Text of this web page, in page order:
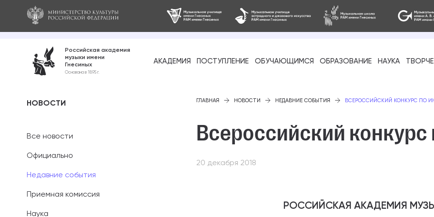
Российская академия
музыки имени
Гнесиных
Основана в 1895 г.
АКАДЕМИЯ ПОСТУПЛЕНИЕ ОБУЧАЮЩИМСЯ ОБРАЗОВАНИЕ НАУКА
Бакалавриат
Специалитет
Ассистентура-стажировка
НОВОСТИ
Все новости
Официально
Недавние события
Приемная комиссия
Наука
ГЛАВНАЯ НОВОСТИ НЕДАВНИЕ СОБЫТИЯ ВСЕРОССИЙСКИЙ КОНКУРС ​ПО
Всероссийский конкурс
20 декабря 2018
РОССИЙСКАЯ АКАДЕМИЯ